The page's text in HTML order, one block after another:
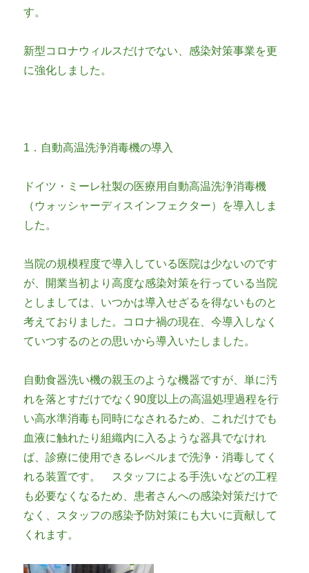
す。
新型コロナウィルスだけでない、感染対策事業を更
に強化しました。
1．自動高温洗浄消毒機の導入
ドイツ・ミーレ社製の医療用自動高温洗浄消毒機
（ウォッシャーディスインフェクター）を導入しま
した。
当院の規模程度で導入している医院は少ないのです
が、開業当初より高度な感染対策を行っている当院
としましては、いつかは導入せざるを得ないものと
考えておりました。コロナ禍の現在、今導入しなく
ていつするのとの思いから導入いたしました。
自動食器洗い機の親玉のような機器ですが、単に汚
れを落とすだけでなく90度以上の高温処理過程を行
い高水準消毒も同時になされるため、これだけでも
血液に触れたり組織内に入るような器具でなけれ
ば、診療に使用できるレベルまで洗浄・消毒してく
れる装置です。 スタッフによる手洗いなどの工程
も必要なくなるため、患者さんへの感染対策だけで
なく、スタッフの感染予防対策にも大いに貢献して
くれます。